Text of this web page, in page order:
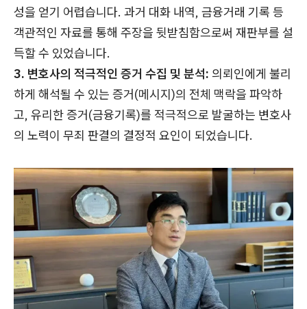
성을 얻기 어렵습니다. 과거 대화 내역, 금융거래 기록 등
객관적인 자료를 통해 주장을 뒷받침함으로써 재판부를 설
득할 수 있었습니다.
3. 변호사의 적극적인 증거 수집 및 분석: 의뢰인에게 불리
하게 해석될 수 있는 증거(메시지)의 전체 맥락을 파악하
고, 유리한 증거(금융기록)를 적극적으로 발굴하는 변호사
의 노력이 무죄 판결의 결정적 요인이 되었습니다.